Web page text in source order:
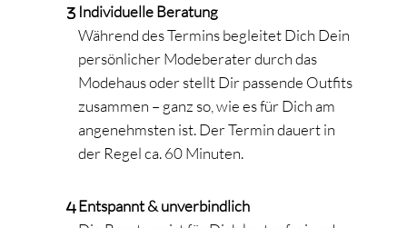
Individuelle Beratung
Während des Termins begleitet Dich Dein
persönlicher Modeberater durch das
Modehaus oder stellt Dir passende Outfits
zusammen – ganz so, wie es für Dich am
angenehmsten ist. Der Termin dauert in
der Regel ca. 60 Minuten.
Entspannt & unverbindlich